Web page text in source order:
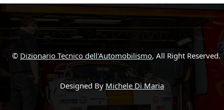
© Dizionario Tecnico dell'Automobilismo, All Right Reserved.
Designed By Michele Di Maria